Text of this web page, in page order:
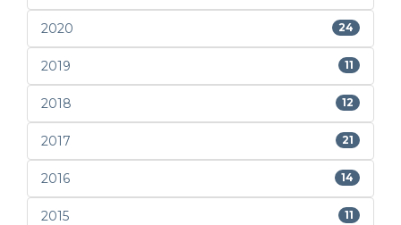
2020 24
2019 11
2018 12
2017 21
2016 14
2015 11